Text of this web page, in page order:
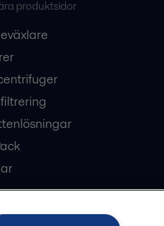
produktsidor